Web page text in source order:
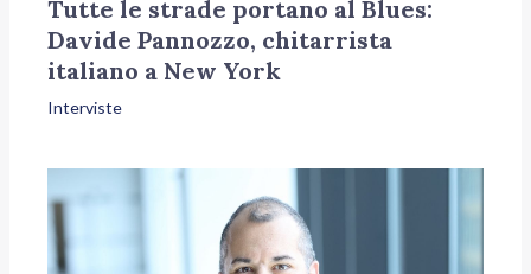
Tutte le strade portano al Blues:
Davide Pannozzo, chitarrista
italiano a New York
Interviste